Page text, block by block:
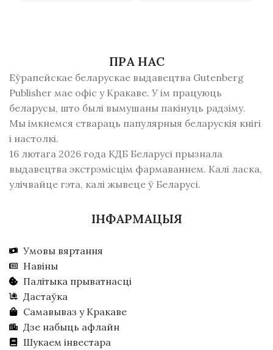
ПРА НАС
Еўрапейскае беларускае выдавецтва Gutenberg
Publisher мае офіс у Кракаве. У ім працуюць
беларусы, што былі вымушаны пакінуць радзiму.
Мы імкнемся ствараць папулярныя беларускія кнігі
і настолкі.
16 лютага 2026 года КДБ Беларусі прызнала
выдавецтва экстрэмісцім фармаваннем. Калі ласка,
улічвайце гэта, калі жывеце ў Беларусі.
ІНФАРМАЦЫЯ
Умовы вяртання
Навіны
Палітыка прыватнасці
Дастаўка
Самавываз у Кракаве
Дзе набыць афлайн
Шукаем інвестара